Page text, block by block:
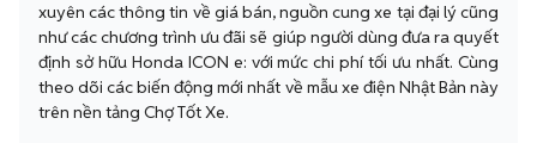
xuyên các thông tin về giá bán, nguồn cung xe tại đại lý cũng
như các chương trình ưu đãi sẽ giúp người dùng đưa ra quyết
định sở hữu Honda ICON e: với mức chi phí tối ưu nhất. Cùng
theo dõi các biến động mới nhất về mẫu xe điện Nhật Bản này
trên nền tảng Chợ Tốt Xe.